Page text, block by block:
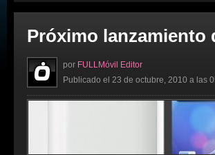
Próximo lanzamiento
por FULLMóvil Editor
Publicado el 23 de octubre, 2010 a las